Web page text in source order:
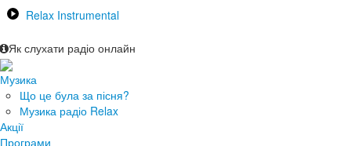
Relax Instrumental
Як слухати радіо онлайн
Музика
Що це була за пісня?
Музика радіо Relax
Акції
Програми